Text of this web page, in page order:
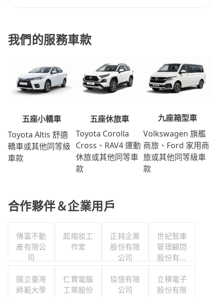
我們的服務車款
五座小轎車
Toyota Altis 舒適
轎車或其他同等級
車款
五座休旅車
Toyota Corolla
Cross、RAV4 運動
休旅或其他同等車
款
九座箱型車
Volkswagen 旗艦
商旅、Ford 家用商
旅或其他同等級車
款
合作夥伴＆企業用戶
傳富不動
產有限公
司
起綰妝工
作室
正錡企業
股份有限
公司
世紀智庫
管理顧問
股份有限
國立臺灣
師範大學
仁寶電腦
工業股份
協憶有限
公司
立積電子
股份有限